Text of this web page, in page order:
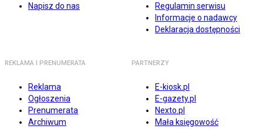
Napisz do nas
Regulamin serwisu
Informacje o nadawcy
Deklaracja dostępności
REKLAMA I PRENUMERATA
Reklama
Ogłoszenia
Prenumerata
Archiwum
PARTNERZY
E-kiosk.pl
E-gazety.pl
Nexto.pl
Mała księgowość